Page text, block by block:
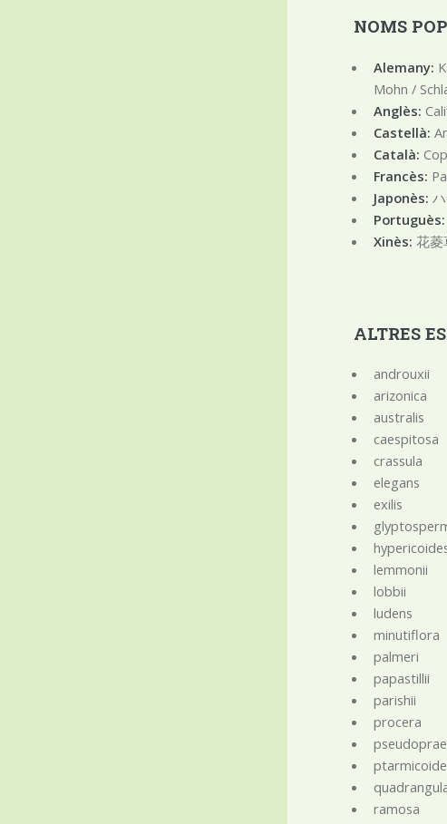
NOMS
Alemany:
Mohn /
Anglès:
Castellà:
Català:
Francès:
Japonès:
Portuguès:
Xinès: 花菱
ALTRES
androuxii
arizonica
australis
caespitosa
crassula
elegans
exilis
lemmonii
lobbii
ludens
minutiflora
palmeri
papastillii
parishii
procera
ramosa